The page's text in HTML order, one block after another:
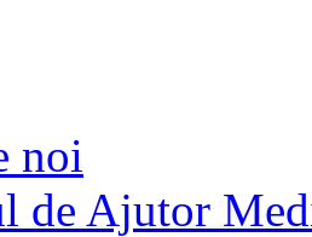
noi
de Ajutor